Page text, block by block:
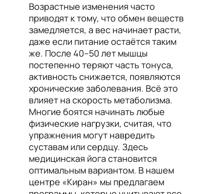
Возрастные изменения часто
приводят к тому, что обмен веществ
замедляется, а вес начинает расти,
даже если питание остаётся таким
же. После 40–50 лет мышцы
постепенно теряют часть тонуса,
активность снижается, появляются
хронические заболевания. Всё это
влияет на скорость метаболизма.
Многие боятся начинать любые
физические нагрузки, считая, что
упражнения могут навредить
суставам или сердцу. Здесь
медицинская йога становится
оптимальным вариантом. В нашем
центре «Киран» мы предлагаем